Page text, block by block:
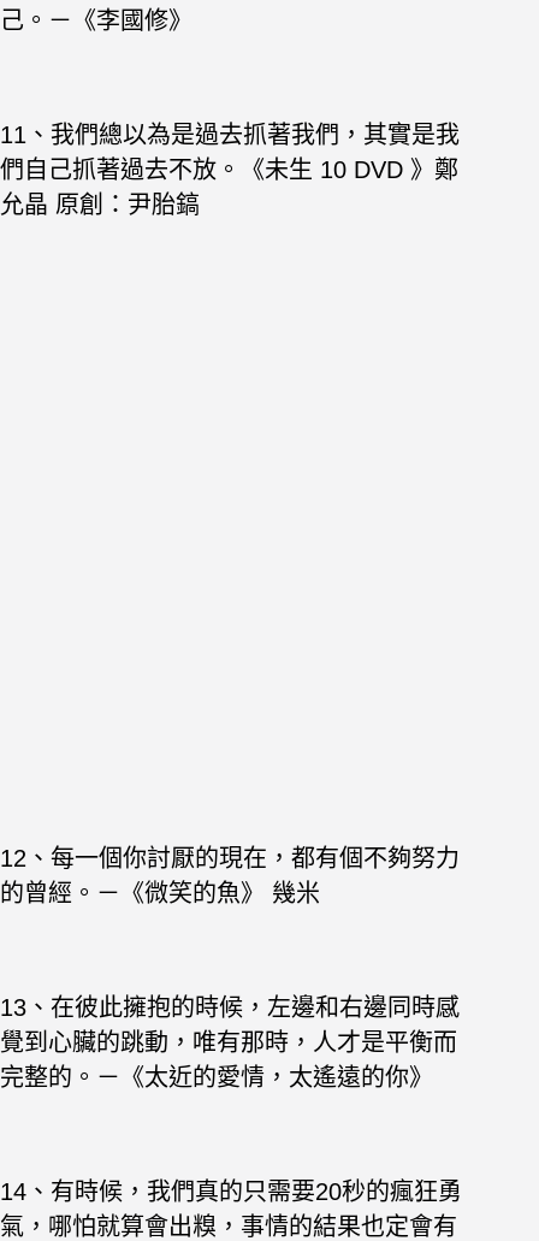
己。－《李國修》
11、我們總以為是過去抓著我們，其實是我
們自己抓著過去不放。《未生 10 DVD 》鄭
允晶 原創：尹胎鎬
12、每一個你討厭的現在，都有個不夠努力
的曾經。－《微笑的魚》 幾米
13、在彼此擁抱的時候，左邊和右邊同時感
覺到心臟的跳動，唯有那時，人才是平衡而
完整的。－《太近的愛情，太遙遠的你》
14、有時候，我們真的只需要20秒的瘋狂勇
氣，哪怕就算會出糗，事情的結果也定會有